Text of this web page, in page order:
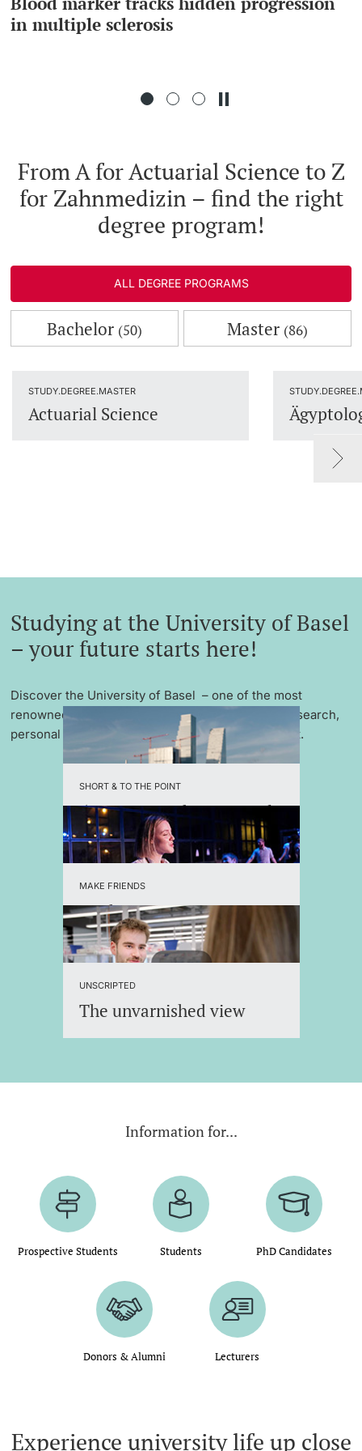
Donors & Alumni
Continuing Education
in multiple sclerosis
From A for Actuarial Science to Z
for Zahnmedizin – find the right
degree program!
ALL DEGREE PROGRAMS
Bachelor (50) Master (86)
STUDY.DEGREE.MASTER
Actuarial Science
Studying at the University of Basel
– your future starts here!
Discover the University of Basel – one of the most
renowned universities in Europe with excellent research,
personal support and an international environment.
SHORT & TO THE POINT
5 reasons to choose Basel
MAKE FRIENDS
Student Organizations
UNSCRIPTED
The unvarnished view
Information for...
Prospective Students Students PhD Candidates
Donors & Alumni Lecturers
Experience university life up close